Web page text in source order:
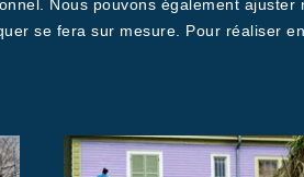
Nous pouvons également
se fera sur mesure. Pour réaliser